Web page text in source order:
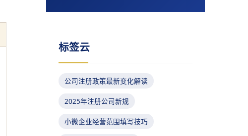
标签云
公司注册政策最新变化解读
2025年注册公司新规
小微企业经营范围填写技巧